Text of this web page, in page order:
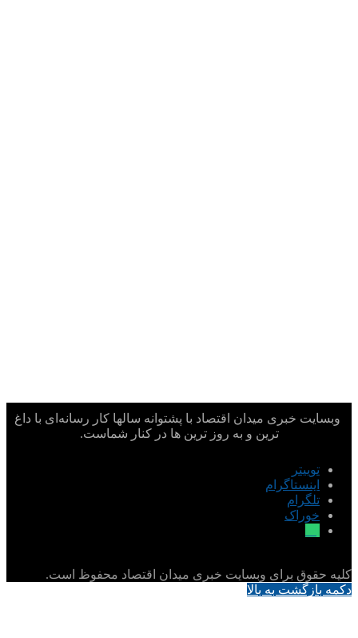
وبسایت خبری میدان اقتصاد با پشتوانه سالها کار رسانه‌ای با داغ
ترین و به روز ترین ها در کنار شماست.
توییتر
اینستاگرام
تلگرام
خوراک
کلیه حقوق برای وبسایت خبری میدان اقتصاد محفوظ است.
دکمه بازگشت به بالا